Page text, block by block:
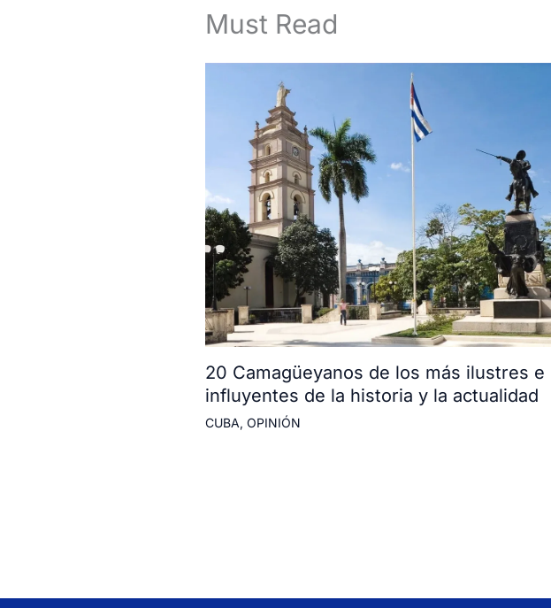
Must Read
20 Camagüeyanos de los más ilustres e
influyentes de la historia y la actualidad
CUBA, OPINIÓN